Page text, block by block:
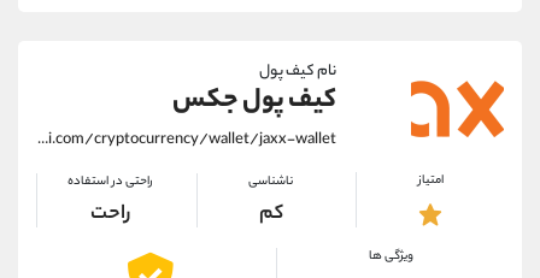
نام کیف پول
کیف پول جکس
https://alirezamehrabi.com/cryptocurrency/wallet/jaxx-wallet
امتیاز ناشناسی
کم
راحتی در استفاده
راحت
ویژگی ها